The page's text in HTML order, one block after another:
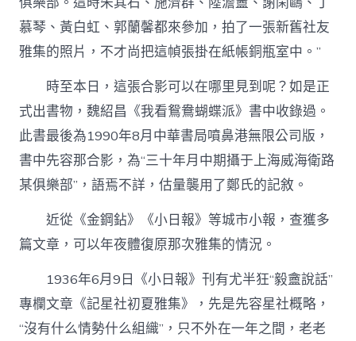
慕琴、黃白虹、郭蘭馨都來參加，拍了一張新舊社友
雅集的照片，不才尚把這幀張掛在紙帳銅瓶室中。”
時至本日，這張合影可以在哪里見到呢？如是正
式出書物，魏紹昌《我看鴛鴦蝴蝶派》書中收錄過。
此書最後為1990年8月中華書局噴鼻港無限公司版，
書中先容那合影，為“三十年月中期攝于上海威海衛路
某俱樂部”，語焉不詳，估量襲用了鄭氏的記敘。
近從《金鋼鉆》《小日報》等城市小報，查獲多
篇文章，可以年夜體復原那次雅集的情況。
1936年6月9日《小日報》刊有尤半狂“毅盦說話”
專欄文章《記星社初夏雅集》，先是先容星社概略，
“沒有什么情勢什么組織”，只不外在一年之間，老老